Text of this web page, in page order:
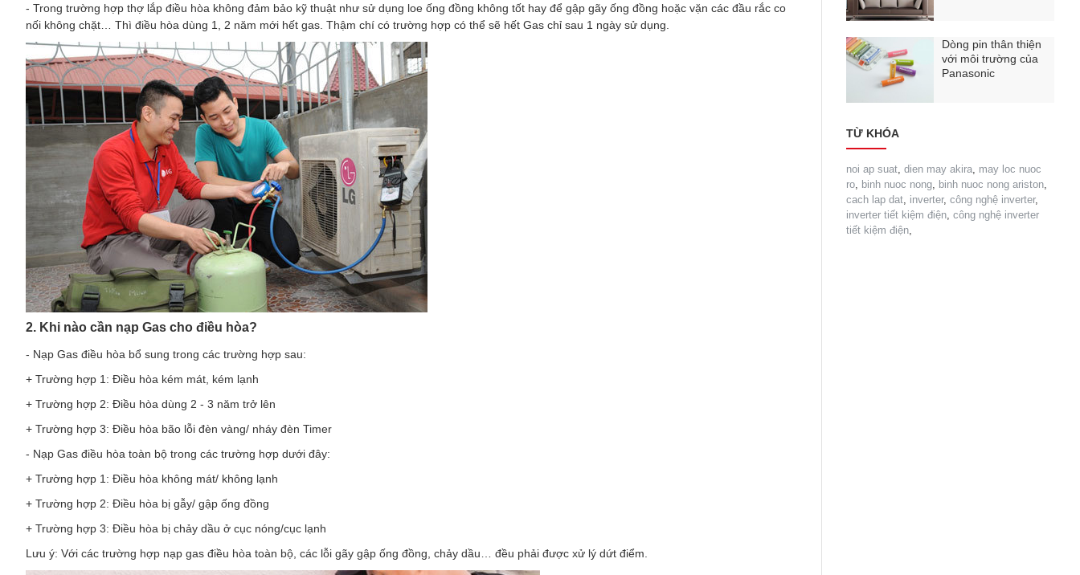
- Trong trường hợp thợ lắp điều hòa không đảm bảo kỹ thuật như sử dụng loe ống đồng không tốt hay để gập gãy ống đồng hoặc vặn các đầu rắc co
nối không chặt… Thì điều hòa dùng 1, 2 năm mới hết gas. Thậm chí có trường hợp có thể sẽ hết Gas chỉ sau 1 ngày sử dụng.
2. Khi nào cần nạp Gas cho điều hòa?
- Nạp Gas điều hòa bổ sung trong các trường hợp sau:
+ Trường hợp 1: Điều hòa kém mát, kém lạnh
+ Trường hợp 2: Điều hòa dùng 2 - 3 năm trở lên
+ Trường hợp 3: Điều hòa bão lỗi đèn vàng/ nháy đèn Timer
- Nạp Gas điều hòa toàn bộ trong các trường hợp dưới đây:
+ Trường hợp 1: Điều hòa không mát/ không lạnh
+ Trường hợp 2: Điều hòa bị gẫy/ gập ống đồng
+ Trường hợp 3: Điều hòa bị chảy dầu ở cục nóng/cục lạnh
Lưu ý: Với các trường hợp nạp gas điều hòa toàn bộ, các lỗi gãy gập ống đồng, chảy dầu… đều phải được xử lý dứt điểm.
Dòng pin thân thiện
với môi trường của
Panasonic
TỪ KHÓA
noi ap suat dien may akira may loc nuoc
ro binh nuoc nong binh nuoc nong ariston
cach lap dat inverter, công nghệ inverter,
inverter tiết kiệm điện công nghệ inverter
tiết kiệm điện